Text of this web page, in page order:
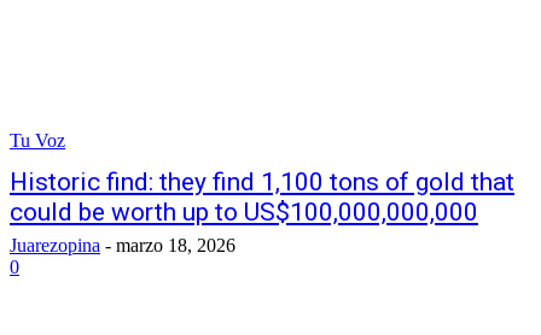
Tu Voz
Historic find: they find 1,100 tons of gold that
could be worth up to US$100,000,000,000
Juarezopina - marzo 18, 2026
0